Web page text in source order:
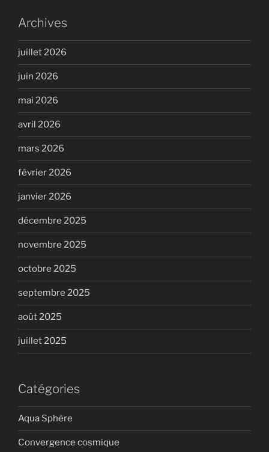
Archives
juillet 2026
juin 2026
mai 2026
avril 2026
mars 2026
février 2026
janvier 2026
décembre 2025
novembre 2025
octobre 2025
septembre 2025
août 2025
juillet 2025
Catégories
Aqua Sphère
Convergence cosmique